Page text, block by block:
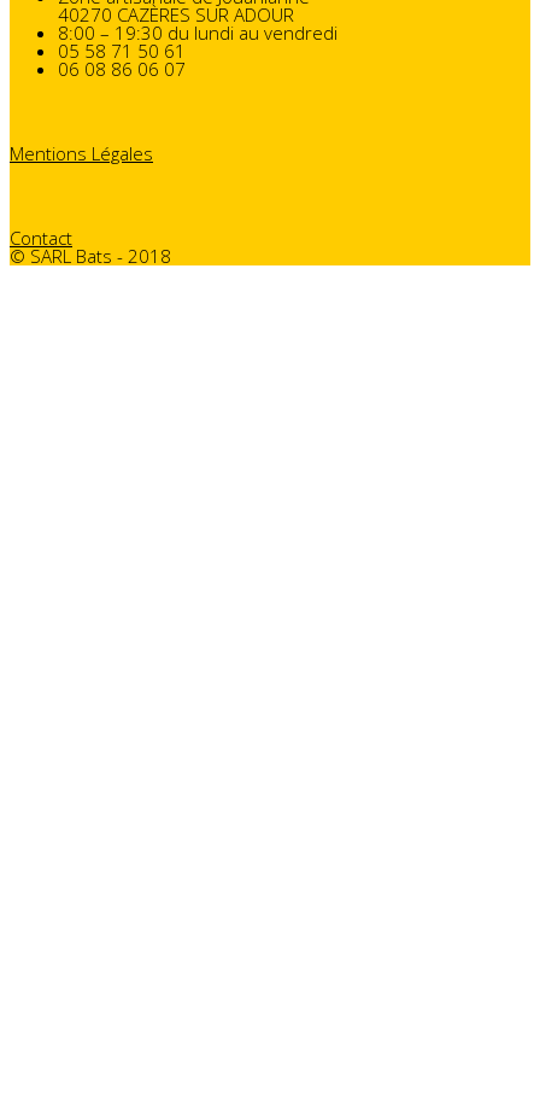
40270 CAZÈRES SUR ADOUR
8:00 – 19:30 du lundi au vendredi
05 58 71 50 61
06 08 86 06 07
Mentions Légales
Contact
© SARL Bats - 2018